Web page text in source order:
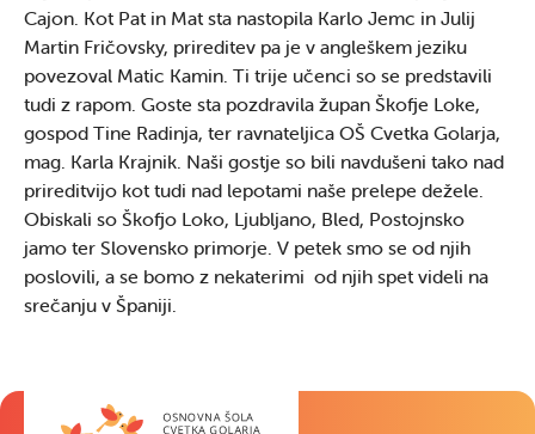
Cajon. Kot Pat in Mat sta nastopila Karlo Jemc in Julij
Martin Fričovsky, prireditev pa je v angleškem jeziku
povezoval Matic Kamin. Ti trije učenci so se predstavili
tudi z rapom. Goste sta pozdravila župan Škofje Loke,
gospod Tine Radinja, ter ravnateljica OŠ Cvetka Golarja,
mag. Karla Krajnik. Naši gostje so bili navdušeni tako nad
prireditvijo kot tudi nad lepotami naše prelepe dežele.
Obiskali so Škofjo Loko, Ljubljano, Bled, Postojnsko
jamo ter Slovensko primorje. V petek smo se od njih
poslovili, a se bomo z nekaterimi od njih spet videli na
srečanju v Španiji.